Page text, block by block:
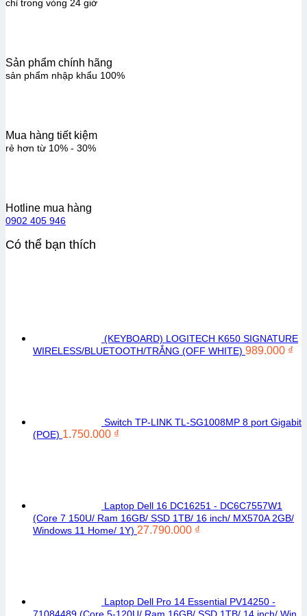
chỉ trong vòng 24 giờ
Sản phẩm chính hãng
sản phẩm nhập khẩu 100%
Mua hàng tiết kiệm
rẻ hơn từ 10% - 30%
Hotline mua hàng
0902 405 946
Có thể bạn thích
(KEYBOARD) LOGITECH K650 SIGNATURE
WIRELESS/BLUETOOTH/TRẮNG (OFF WHITE) 989.000 ₫
Switch TP-LINK TL-SG1008MP 8 port Gigabit
(POE) 1.750.000 ₫
Laptop Dell 16 DC16251 - DC6C7557W1
(Core 7 150U/ Ram 16GB/ SSD 1TB/ 16 inch/ MX570A 2GB/
Windows 11 Home/ 1Y) 27.790.000 ₫
Laptop Dell Pro 14 Essential PV14250 -